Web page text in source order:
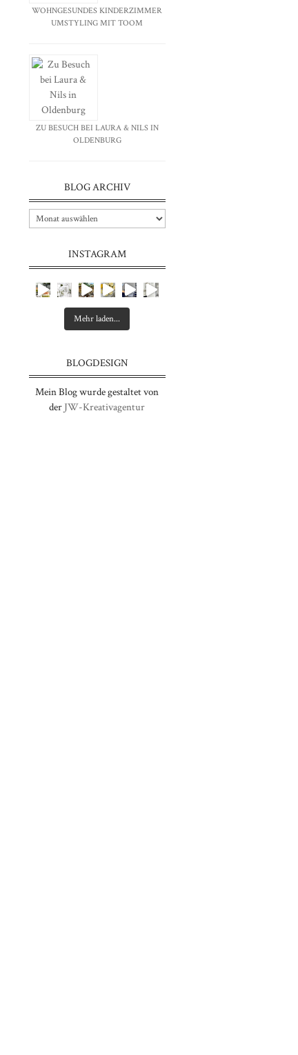
WOHNGESUNDES KINDERZIMMER
UMSTYLING MIT TOOM
ZU BESUCH BEI LAURA & NILS IN
OLDENBURG
BLOG ARCHIV
INSTAGRAM
Mehr laden...
BLOGDESIGN
Mein Blog wurde gestaltet von
der JW-Kreativagentur